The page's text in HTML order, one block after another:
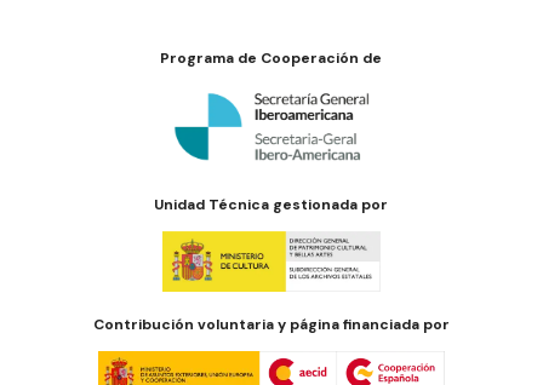
Programa de Cooperación de
Unidad Técnica gestionada por
Contribución voluntaria y página financiada por